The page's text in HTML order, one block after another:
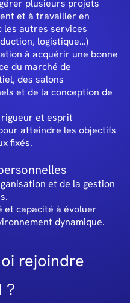
plusieurs projets
et à travailler en
les autres services
logistique…)
à acquérir une bonne
du marché de
des salons
et de la conception de
et esprit
atteindre les objectifs
fixés.
et de la gestion
et capacité à évoluer
dynamique.
rejoindre
?